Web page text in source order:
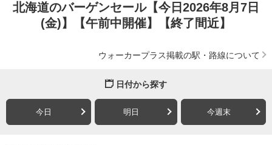
北海道のバーゲンセール【今日2026年8月7日
(金)】【午前中開催】【終了間近】
ウォーカープラス掲載の駅・路線について
日付から探す
今日 明日 今週末